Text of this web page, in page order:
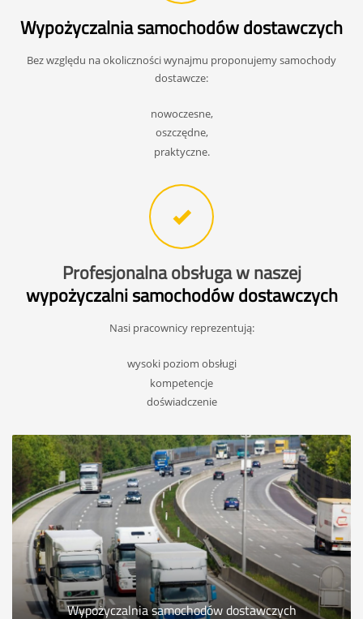
Wypożyczalnia samochodów dostawczych
Bez względu na okoliczności wynajmu proponujemy samochody
dostawcze:
nowoczesne,
oszczędne,
praktyczne.
Profesjonalna obsługa w naszej
wypożyczalni samochodów dostawczych
Nasi pracownicy reprezentują:
wysoki poziom obsługi
kompetencje
doświadczenie
Wypożyczalnia samochodów dostawczych